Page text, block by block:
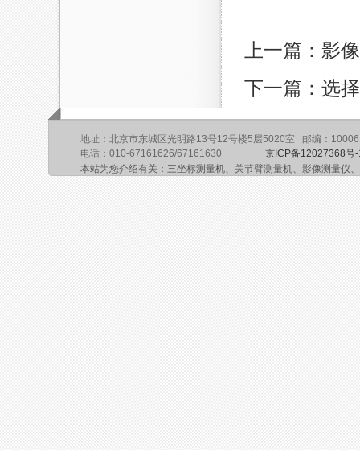
上一篇：影
下一篇：选
地址：北京市东城区光明路13号12号楼5层5020室 邮编：
电话：010-67161626/67161630 京ICP备12027368号
本站为您介绍有关：三坐标测量机、关节臂测量机、影像测量仪